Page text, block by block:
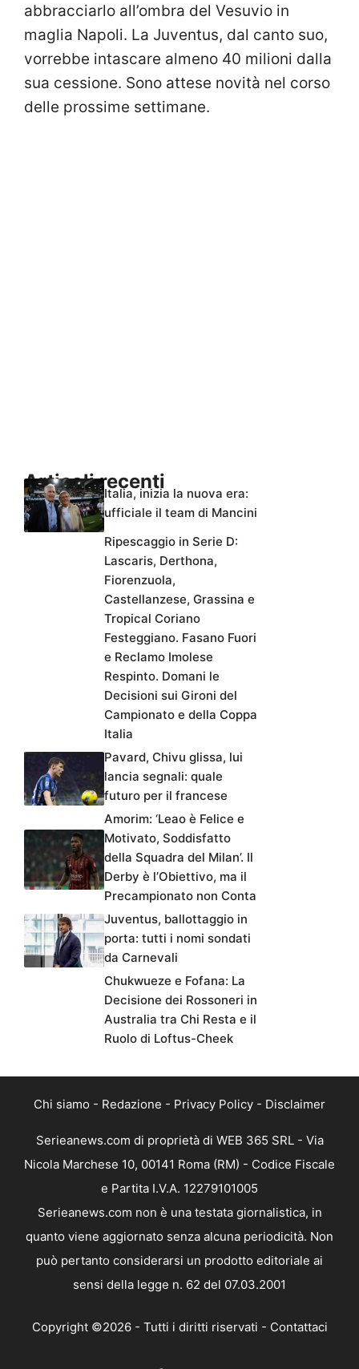
abbracciarlo all’ombra del Vesuvio in
maglia Napoli. La Juventus, dal canto suo,
vorrebbe intascare almeno 40 milioni dalla
sua cessione. Sono attese novità nel corso
delle prossime settimane.
Articoli recenti
Italia, inizia la nuova era:
ufficiale il team di Mancini
Ripescaggio in Serie D:
Lascaris, Derthona,
Fiorenzuola,
Castellanzese, Grassina e
Tropical Coriano
Festeggiano. Fasano Fuori
e Reclamo Imolese
Respinto. Domani le
Decisioni sui Gironi del
Campionato e della Coppa
Italia
Pavard, Chivu glissa, lui
lancia segnali: quale
futuro per il francese
Amorim: ‘Leao è Felice e
Motivato, Soddisfatto
della Squadra del Milan’. Il
Derby è l’Obiettivo, ma il
Precampionato non Conta
Juventus, ballottaggio in
porta: tutti i nomi sondati
da Carnevali
Chukwueze e Fofana: La
Decisione dei Rossoneri in
Australia tra Chi Resta e il
Ruolo di Loftus-Cheek
Chi siamo - Redazione - Privacy Policy - Disclaimer
Serieanews.com di proprietà di WEB 365 SRL - Via
Nicola Marchese 10, 00141 Roma (RM) - Codice Fiscale
e Partita I.V.A. 12279101005
Serieanews.com non è una testata giornalistica, in
quanto viene aggiornato senza alcuna periodicità. Non
può pertanto considerarsi un prodotto editoriale ai
sensi della legge n. 62 del 07.03.2001
Copyright ©2026 - Tutti i diritti riservati - Contattaci